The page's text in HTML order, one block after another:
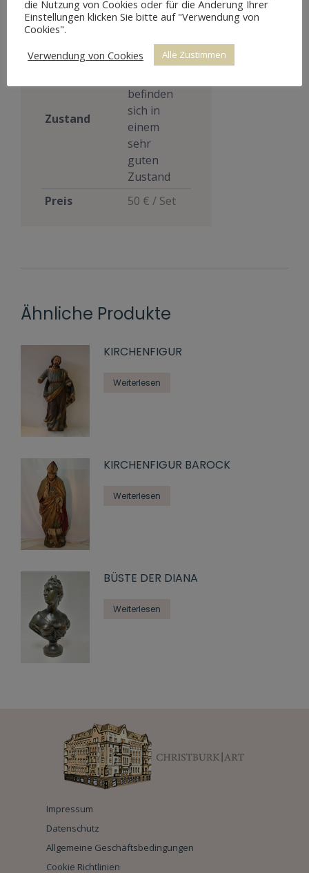
Durchmesser
26 cm
Materialien
Zustand
Die
befinden
sich in
einem
sehr
guten
Zustand
Preis
50 € / Set
Ähnliche Produkte
KIRCHENFIGUR
Weiterlesen
KIRCHENFIGUR BAROCK
Weiterlesen
BÜSTE DER DIANA
Weiterlesen
Impressum
Datenschutz
Allgemeine Geschäftsbedingungen
Cookie Richtlinien
die Nutzung von Cookies oder für die Änderung Ihrer
Einstellungen klicken Sie bitte auf "Verwendung von
Cookies".
Verwendung von Cookies
Alle Zustimmen